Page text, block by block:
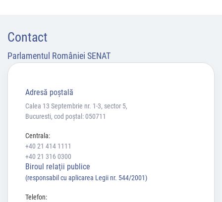
Contact
Parlamentul României SENAT
Adresă poştală
Calea 13 Septembrie nr. 1-3, sector 5,
Bucuresti, cod poștal: 050711
Centrala:
+40 21 414 1111
+40 21 316 0300
Biroul relaţii publice
(responsabil cu aplicarea Legii nr. 544/2001)
Telefon: